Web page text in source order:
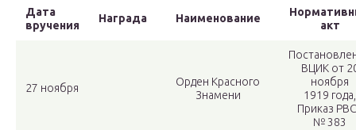
Дата
вручения
Награда Наименование
акт
27 ноября
Орден Красного
Знамени
ВЦИК от
ноября
1919 года,
Приказ
№ 383